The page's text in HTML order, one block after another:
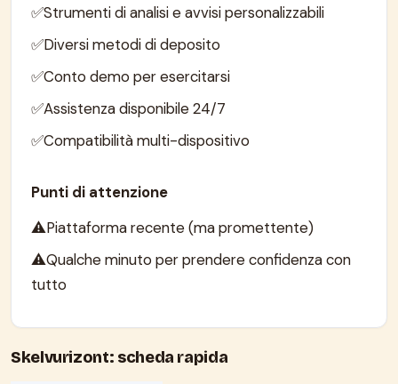
Strumenti di analisi e avvisi personalizzabili
Diversi metodi di deposito
Conto demo per esercitarsi
Assistenza disponibile 24/7
Compatibilità multi-dispositivo
Punti di attenzione
Piattaforma recente (ma promettente)
Qualche minuto per prendere confidenza con
tutto
Skelvurizont: scheda rapida